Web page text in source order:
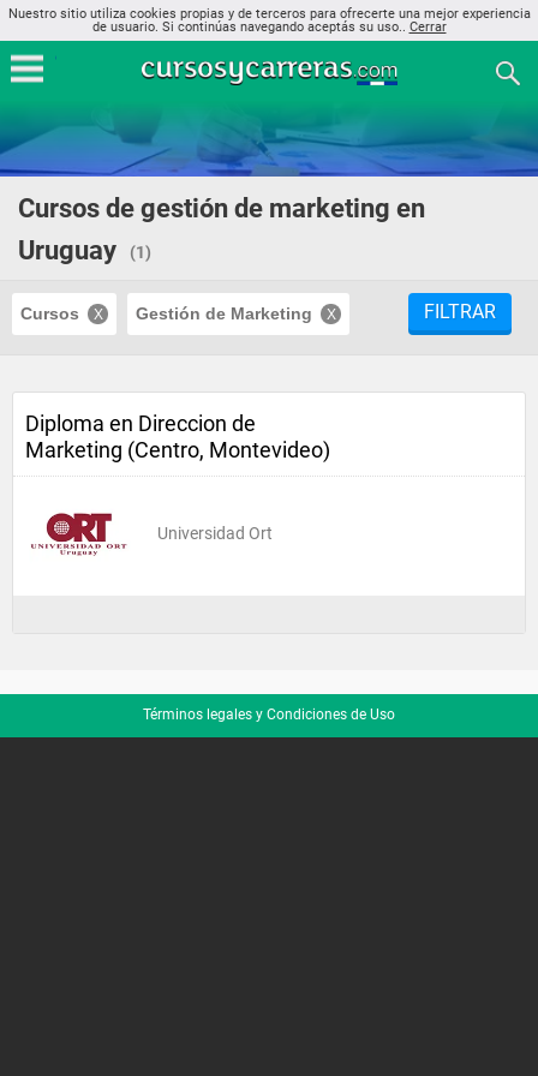
Nuestro sitio utiliza cookies propias y de terceros para ofrecerte una mejor experiencia
de usuario. Si continúas navegando aceptás su uso.. Cerrar
Cursos de gestión de marketing en
Uruguay
(1)
Cursos Gestión de Marketing FILTRAR
Diploma en Direccion de
Marketing (Centro, Montevideo)
Universidad Ort
Términos legales y Condiciones de Uso